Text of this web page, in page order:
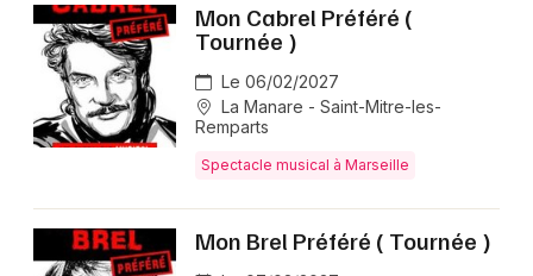
Mon Cabrel Préféré (
Tournée )
Le 06/02/2027
La Manare - Saint-Mitre-les-
Remparts
Spectacle musical à Marseille
Mon Brel Préféré ( Tournée )